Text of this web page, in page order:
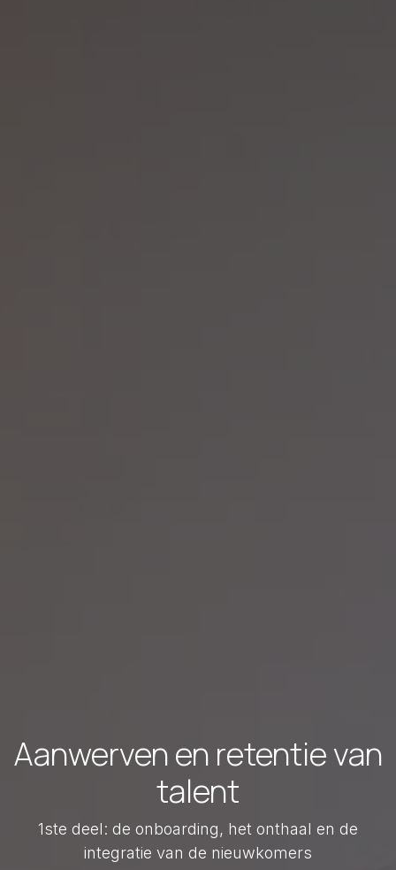
Aanwerven en retentie van
talent
1ste deel: de onboarding, het onthaal en de
integratie van de nieuwkomers